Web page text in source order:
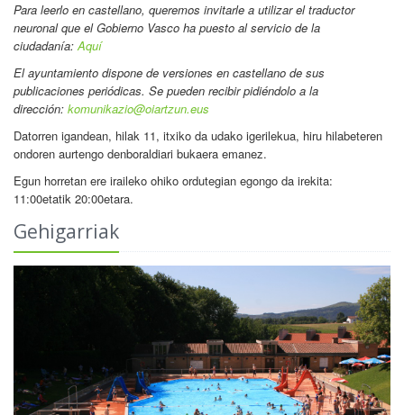
Para leerlo en castellano, queremos invitarle a utilizar el traductor
neuronal que el Gobierno Vasco ha puesto al servicio de la
ciudadanía:Aquí
El ayuntamiento dispone de versiones en castellano de sus
publicaciones periódicas. Se pueden recibir pidiéndolo a la
dirección: komunikazio@oiartzun.eus
Datorren igandean, hilak 11, itxiko da udako igerilekua, hiru hilabeteren
ondoren aurtengo denboraldiari bukaera emanez.
Egun horretan ere iraileko ohiko ordutegian egongo da irekita:
11:00etatik 20:00etara.
Gehigarriak